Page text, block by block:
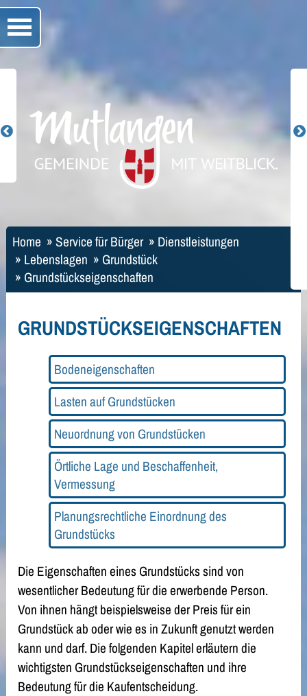
Home »Service für Bürger» Dienstleistungen
» Lebenslagen » Grundstück
» Grundstückseigenschaften
GRUNDSTÜCKSEIGENSCHAFTEN
Bodeneigenschaften
Lasten auf Grundstücken
Neuordnung von Grundstücken
Örtliche Lage und Beschaffenheit,
Vermessung
Planungsrechtliche Einordnung des
Grundstücks
Die Eigenschaften eines Grundstücks sind von
wesentlicher Bedeutung für die erwerbende Person.
Von ihnen hängt beispielsweise der Preis für ein
Grundstück ab oder wie es in Zukunft genutzt werden
kann und darf. Die folgenden Kapitel erläutern die
wichtigsten Grundstückseigenschaften und ihre
Bedeutung für die Kaufentscheidung.